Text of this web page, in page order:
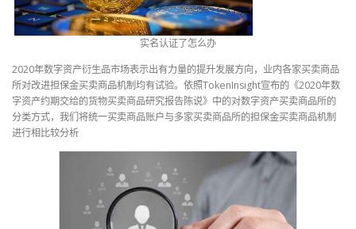
实名认证了怎么办
2020年数字资产衍生品市场表示出有力量的提升发展方向，业内各家买卖商品
所对改进担保金买卖商品机制均有试验。依照TokenInsight宣布的《2020年数
字资产约期交给的货物买卖商品研究报告陈说》中的对数字资产买卖商品所的
分类方式，我们将统一买卖商品账户与多家买卖商品所的担保金买卖商品机制
进行相比较分析